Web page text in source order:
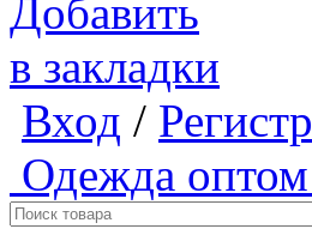
Добавить
в закладки
Вход /
Одежда оптом